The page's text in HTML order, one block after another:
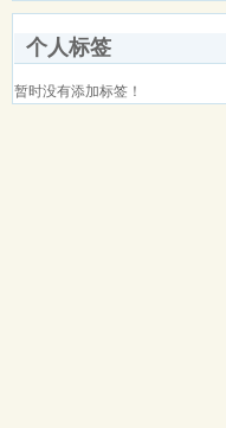
个人标签
暂时没有添加标签！